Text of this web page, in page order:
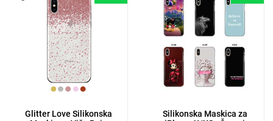
Glitter Love Silikonska
Silikonska Maskica za